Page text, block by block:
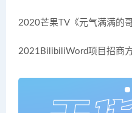
2020芒果TV《元气满满的
2021BilibiliWord项目招商